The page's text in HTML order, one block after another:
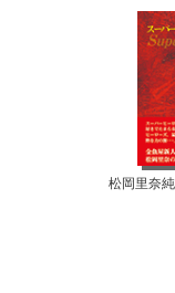
松岡里奈